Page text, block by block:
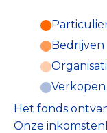
Deze
Bedrijven
Het fonds
Onze